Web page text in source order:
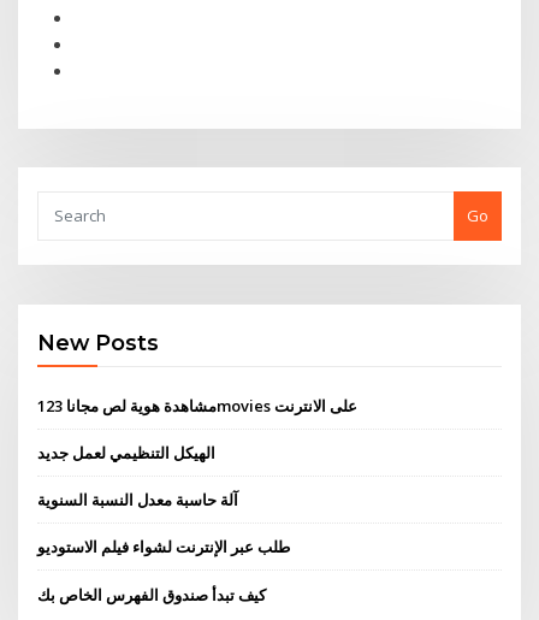
Go
New Posts
مشاهدة هوية لص مجانا 123movies على الانترنت
الهيكل التنظيمي لعمل جديد
آلة حاسبة معدل النسبة السنوية
طلب عبر الإنترنت لشواء فيلم الاستوديو
كيف تبدأ صندوق الفهرس الخاص بك